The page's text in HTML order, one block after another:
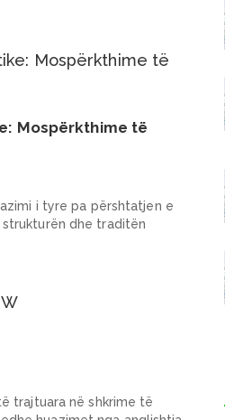
Mospërkthime të
i tyre pa përshtatjen e
strukturën dhe traditën
trajtuara në shkrime të